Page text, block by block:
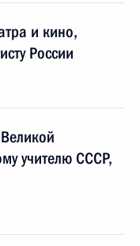
и кино,
России
учителю СССР,